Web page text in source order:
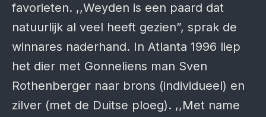
favorieten. ,,Weyden is een paard dat
natuurlijk al veel heeft gezien”, sprak de
winnares naderhand. In Atlanta 1996 liep
het dier met Gonneliens man Sven
Rothenberger naar brons (individueel) en
zilver (met de Duitse ploeg). ,,Met name